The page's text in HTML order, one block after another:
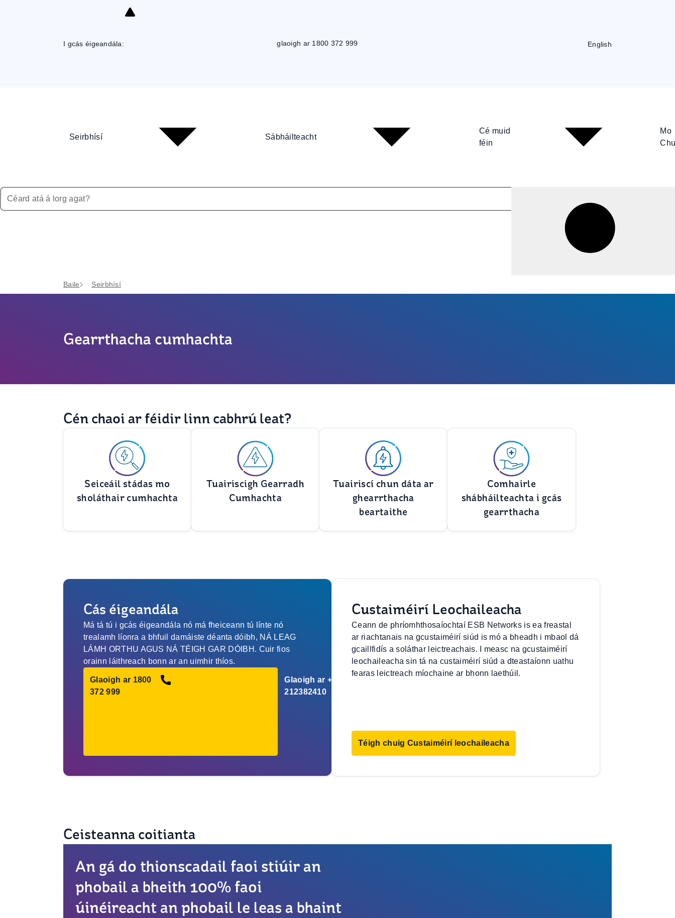
I gcás éigeandála: glaoigh ar 1800 372 999 English
Seirbhísí Sábháilteacht
Cé muid
féin
Mo
Baile Seirbhísí
Gearrthacha cumhachta
Cén chaoi ar féidir linn cabhrú leat?
Seiceáil stádas mo
sholáthair cumhachta
Tuairiscigh Gearradh
Cumhachta
Tuairiscí chun dáta ar
ghearrthacha
beartaithe
Comhairle
shábháilteachta i gcás
gearrthacha
Cás éigeandála
Má tá tú i gcás éigeandála nó má fheiceann tú línte nó
trealamh líonra a bhfuil damáiste déanta dóibh, NÁ LEAG
LÁMH ORTHU AGUS NÁ TÉIGH GAR DÓIBH. Cuir fios
orainn láithreach bonn ar an uimhir thíos.
Glaoigh ar 1800
372 999
Glaoigh ar +353
212382410
Custaiméirí Leochaileacha
Ceann de phríomhthosaíochtaí ESB Networks is ea freastal
ar riachtanais na gcustaiméirí siúd is mó a bheadh i mbaol dá
gcaillfidís a soláthar leictreachais. I measc na gcustaiméirí
leochaileacha sin tá na custaiméirí siúd a dteastaíonn uathu
fearas leictreach míochaine ar bhonn laethúil.
Téigh chuig Custaiméirí leochaileacha
Ceisteanna coitianta
An gá do thionscadail faoi stiúir an
phobail a bheith 100% faoi
úinéireacht an phobail le leas a bhaint